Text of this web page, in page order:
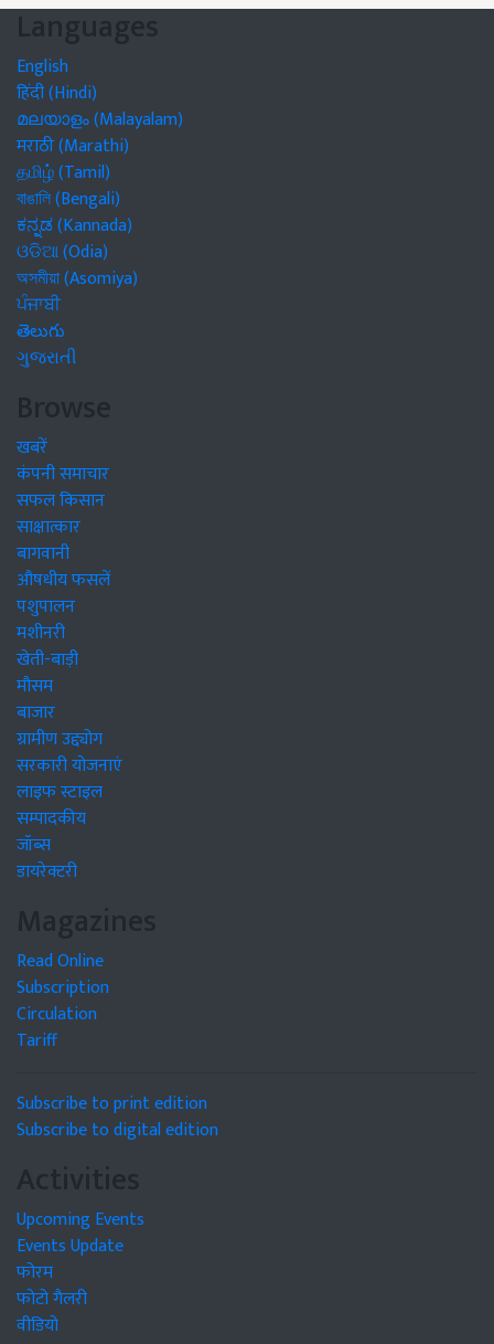
Languages
English
हिंदी (Hindi)
മലയാളം (Malayalam)
मराठी (Marathi)
தமிழ் (Tamil)
বাঙালি (Bengali)
ಕನ್ನಡ (Kannada)
ଓଡିଆ (Odia)
অসমীয়া (Asomiya)
ਪੰਜਾਬੀ
తెలుగు
ગુજરાતી
Browse
खबरें
कंपनी समाचार
सफल किसान
साक्षात्कार
बागवानी
औषधीय फसलें
पशुपालन
मशीनरी
खेती-बाड़ी
मौसम
बाजार
ग्रामीण उद्द्योग
सरकारी योजनाएं
लाइफ स्टाइल
सम्पादकीय
जॉब्स
डायरेक्टरी
Magazines
Read Online
Subscription
Circulation
Tariff
Subscribe to print edition
Subscribe to digital edition
Activities
Upcoming Events
Events Update
फोरम
फोटो गैलरी
वीडियो